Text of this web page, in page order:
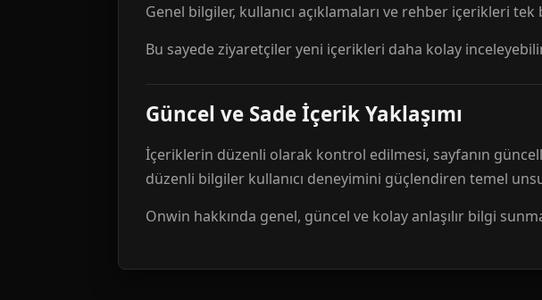
Genel bilgiler, kullanıcı açıklamaları ve rehber içerikleri
Bu sayede ziyaretçiler yeni içerikleri daha kolay
Güncel ve Sade İçerik Yaklaşımı
İçeriklerin düzenli olarak kontrol edilmesi, sayfanın
düzenli bilgiler kullanıcı deneyimini güçlendiren temel
Onwin hakkında genel, güncel ve kolay anlaşılır bilgi